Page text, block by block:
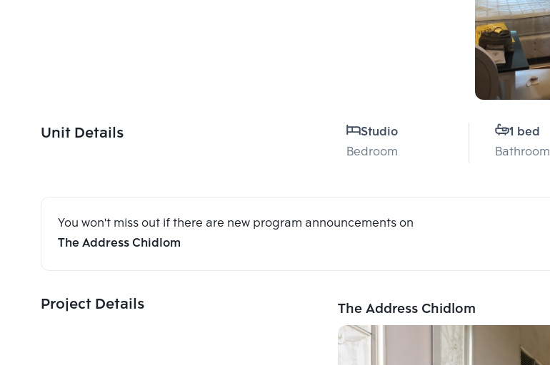
Unit Details
Studio
Bedroom
1 bed
Bathroom
You won't miss out if there are new program announcements on
The Address Chidlom
Project Details The Address Chidlom